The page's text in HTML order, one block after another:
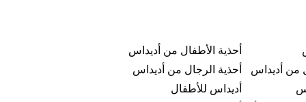
أحذية الأطفال من أديداس
من أديداس
أحذية الرجال من أديداس
أديداس للأطفال